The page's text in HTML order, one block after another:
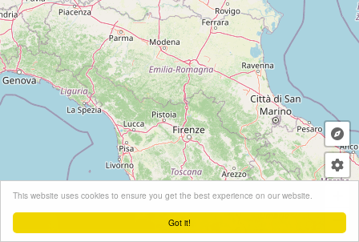
Got it!
This website uses cookies to ensure you get the best experience on our website.
Leaflet| ©OpenStreetMapcontributors